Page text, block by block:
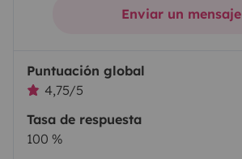
Enviar un mensaje
Puntuación global
4,75/5
Tasa de respuesta
100 %